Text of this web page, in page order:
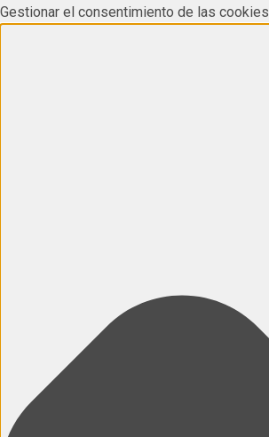
Gestionar el consentimiento de las cookies